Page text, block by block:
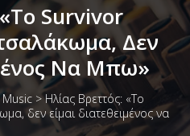
Survivor
Δεν
Να Μπω»
Music >Ηλίας Βρεττός: «Το
δεν είμαι διατεθειμένος να